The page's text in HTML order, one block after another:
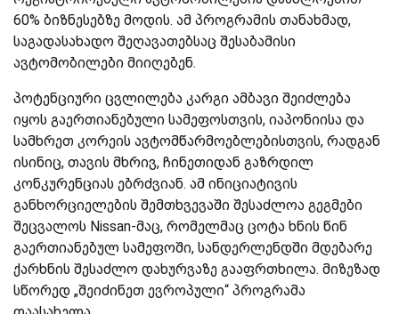
60% ბიზნესებზე მოდის. ამ პროგრამის თანახმად,
საგადასახადო შეღავათებსაც შესაბამისი
ავტომობილები მიიღებენ.
პოტენციური ცვლილება კარგი ამბავი შეიძლება
იყოს გაერთიანებული სამეფოსთვის, იაპონიისა და
სამხრეთ კორეის ავტომწარმოებლებისთვის, რადგან
ისინიც, თავის მხრივ, ჩინეთიდან გაზრდილ
კონკურენციას ებრძვიან. ამ ინიციატივის
განხორციელების შემთხვევაში შესაძლოა გეგმები
შეცვალოს Nissan-მაც, რომელმაც ცოტა ხნის წინ
გაერთიანებულ სამეფოში, სანდერლენდში მდებარე
ქარხნის შესაძლო დახურვაზე გააფრთხილა. მიზეზად
სწორედ „შეიძინეთ ევროპული“ პროგრამა